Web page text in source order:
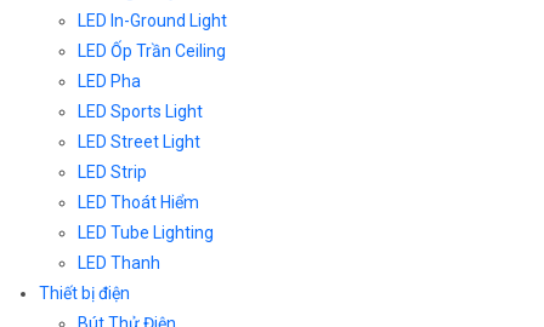
LED In-Ground Light
LED Ốp Trần Ceiling
LED Pha
LED Sports Light
LED Street Light
LED Strip
LED Thoát Hiểm
LED Tube Lighting
LED Thanh
Thiết bị điện